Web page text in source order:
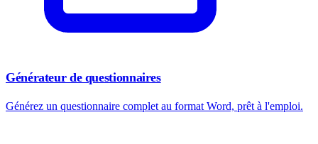
Générateur de questionnaires
Générez un questionnaire complet au format Word, prêt à l'emploi.